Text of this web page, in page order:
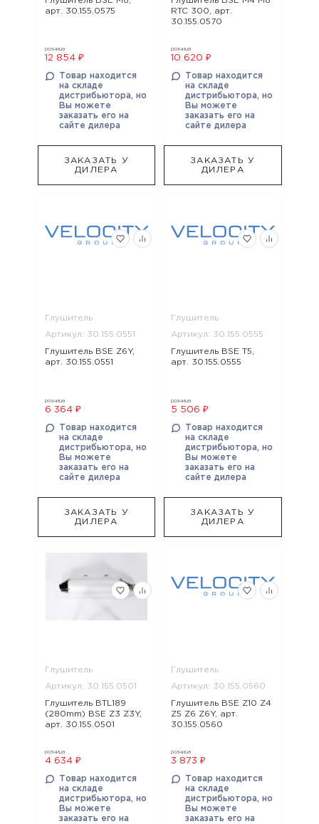
арт. 30.155.0575
розница
12 854 ₽
Товар находится
на складе
дистрибьютора, но
Вы можете
заказать его на
сайте дилера
ЗАКАЗАТЬ У
ДИЛЕРА
RTC 300, арт.
30.155.0570
розница
10 620 ₽
Товар находится
на складе
дистрибьютора, но
Вы можете
заказать его на
сайте дилера
ЗАКАЗАТЬ У
ДИЛЕРА
Глушитель
Артикул: 30.155.0551
Глушитель BSE Z6Y,
арт. 30.155.0551
розница
6 364 ₽
Товар находится
на складе
дистрибьютора, но
Вы можете
заказать его на
сайте дилера
ЗАКАЗАТЬ У
ДИЛЕРА
Глушитель
Артикул: 30.155.0555
Глушитель BSE T5,
арт. 30.155.0555
розница
5 506 ₽
Товар находится
на складе
дистрибьютора, но
Вы можете
заказать его на
сайте дилера
ЗАКАЗАТЬ У
ДИЛЕРА
Глушитель
Артикул: 30.155.0501
Глушитель BTL189
(280mm) BSE Z3 Z3Y,
арт. 30.155.0501
розница
4 634 ₽
Товар находится
на складе
дистрибьютора, но
Вы можете
заказать его на
Глушитель
Артикул: 30.155.0560
Глушитель BSE Z10 Z4
Z5 Z6 Z6Y, арт.
30.155.0560
розница
3 873 ₽
Товар находится
на складе
дистрибьютора, но
Вы можете
заказать его на